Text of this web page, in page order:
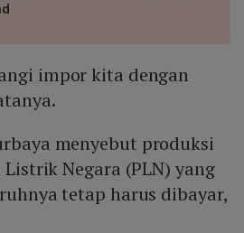
impor kita dengan
menyebut produksi
Negara (PLN) yang
tetap harus dibayar,